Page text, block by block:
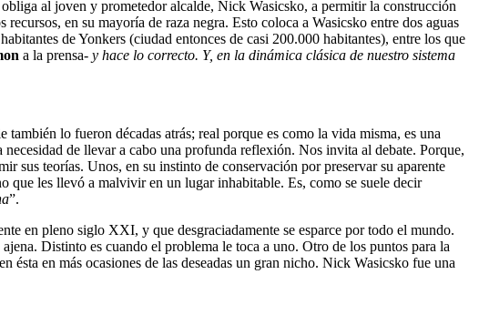
al joven y prometedor alcalde, Nick Wasicsko, a permitir la construcción
en su mayoría de raza negra. Esto coloca a Wasicsko entre dos aguas
de Yonkers (ciudad entonces de casi 200.000 habitantes), entre los que
a la prensa- y hace lo correcto. Y, en la dinámica clásica de nuestro sistema
lo fueron décadas atrás; real porque es como la vida misma, es una
de llevar a cabo una profunda reflexión. Nos invita al debate. Porque,
sus teorías. Unos, en su instinto de conservación por preservar su aparente
les llevó a malvivir en un lugar inhabitable. Es, como se suele decir
”.
en pleno siglo XXI, y que desgraciadamente se esparce por todo el mundo.
Distinto es cuando el problema le toca a uno. Otro de los puntos para la
en más ocasiones de las deseadas un gran nicho. Nick Wasicsko fue una